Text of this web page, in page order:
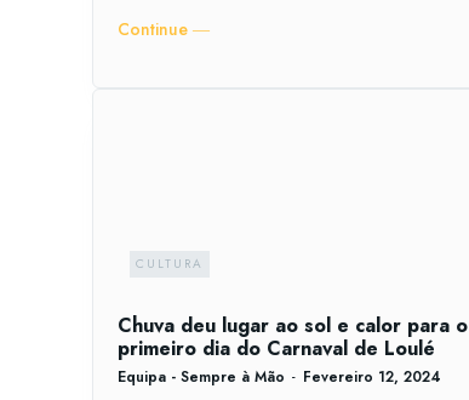
Continue ―
CULTURA
Chuva deu lugar ao sol e calor para o
primeiro dia do Carnaval de Loulé
Equipa - Sempre à Mão - Fevereiro 12, 2024